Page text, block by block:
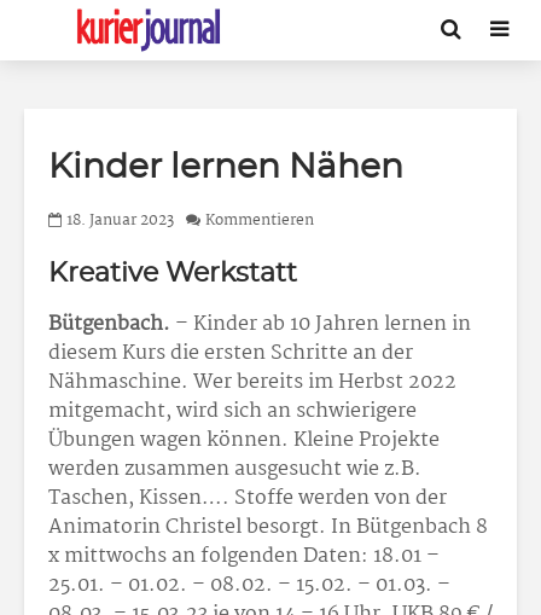
Kinder lernen Nähen
18. Januar 2023 Kommentieren
Kreative Werkstatt
Bütgenbach. – Kinder ab 10 Jahren lernen in
diesem Kurs die ersten Schritte an der
Nähmaschine. Wer bereits im Herbst 2022
mitgemacht, wird sich an schwierigere
Übungen wagen können. Kleine Projekte
werden zusammen ausgesucht wie z.B.
Taschen, Kissen…. Stoffe werden von der
Animatorin Christel besorgt. In Bütgenbach 8
x mittwochs an folgenden Daten: 18.01 –
25.01. – 01.02. – 08.02. – 15.02. – 01.03. –